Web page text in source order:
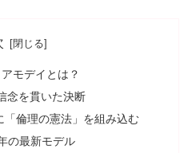
モデイとは？
念を貫いた決断
「倫理の憲法」を組み込む
の最新モデル